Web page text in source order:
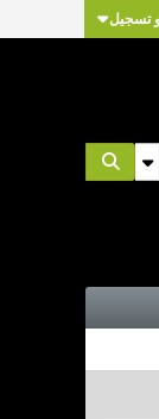
تسجيل